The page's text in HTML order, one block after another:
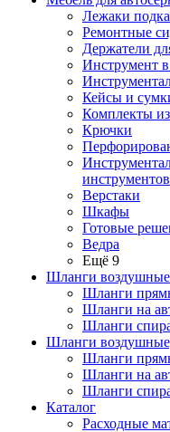
Лежаки
Ремонтные
Держатели
Инструмент
Кейсы и
Комплекты
Крючки
инструментов
Верстаки
Шкафы
Готовые
Ведра
Ещё 9
Шланги воздушные
Шланги
Шланги на
Шланги
Шланги
Шланги
Шланги на
Шланги
Каталог
Расходные